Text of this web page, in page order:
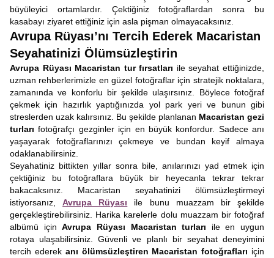
büyüleyici ortamlardır. Çektiğiniz fotoğraflardan sonra bu
kasabayı ziyaret ettiğiniz için asla pişman olmayacaksınız.
Avrupa Rüyası’nı Tercih Ederek Macaristan
Seyahatinizi Ölümsüzleştirin
Avrupa Rüyası Macaristan tur fırsatları ile seyahat ettiğinizde,
uzman rehberlerimizle en güzel fotoğraflar için stratejik noktalara,
zamanında ve konforlu bir şekilde ulaşırsınız. Böylece fotoğraf
çekmek için hazırlık yaptığınızda yol park yeri ve bunun gibi
streslerden uzak kalırsınız. Bu şekilde planlanan Macaristan gezi
turlarıfotoğrafçı gezginler için en büyük konfordur. Sadece anı
yaşayarak fotoğraflarınızı çekmeye ve bundan keyif almaya
odaklanabilirsiniz.
Seyahatiniz bittikten yıllar sonra bile, anılarınızı yad etmek için
çektiğiniz bu fotoğraflara büyük bir heyecanla tekrar tekrar
bakacaksınız. Macaristan seyahatinizi ölümsüzleştirmeyi
istiyorsanız,Avrupa Rüyası ile bunu muazzam bir şekilde
gerçekleştirebilirsiniz. Harika karelerle dolu muazzam bir fotoğraf
albümü içinAvrupa Rüyası Macaristan turları ile en uygun
rotaya ulaşabilirsiniz. Güvenli ve planlı bir seyahat deneyimini
tercih ederek anı ölümsüzleştiren Macaristan fotoğrafları için